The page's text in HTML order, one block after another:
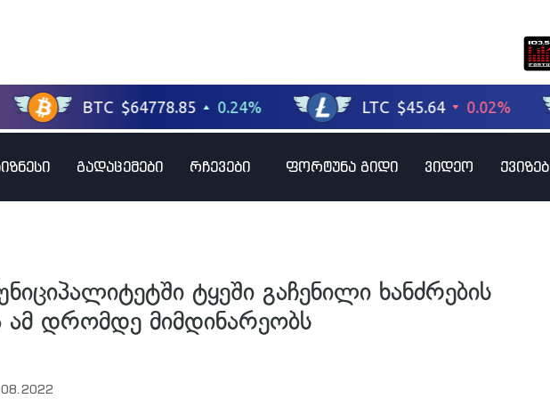
გადაცემები რჩევები ფორტუნა გიდი ვიდეო
ტყეში გაჩენილი ხანძრების
ამ დრომდე მიმდინარეობს